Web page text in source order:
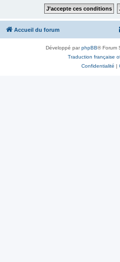
Accueil du forum
Développé parphpBB® Forum
Traduction française
Confidentialité |